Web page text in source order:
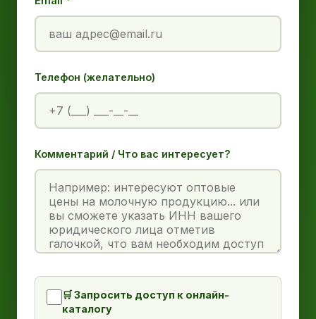
Телефон (желательно)
Комментарий / Что вас интересует?
🛒 Запросить доступ к онлайн-
каталогу